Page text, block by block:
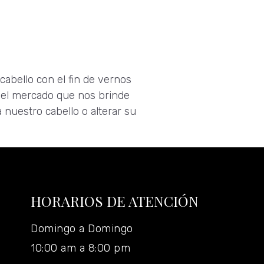
con el fin de vernos
mercado que nos brinde
cabello o alterar su
HORARIOS DE ATENCIÓN
Domingo a Domingo
10:00 am a 8:00 pm